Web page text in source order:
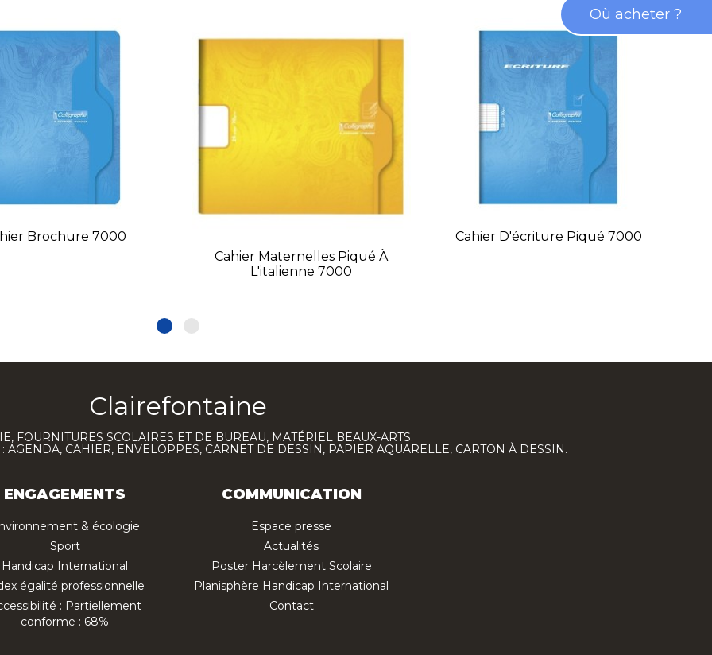
Brochure 7000
Cahier Maternelles Piqué À
L'italienne 7000
Cahier D'écriture Piqué 7000
Clairefontaine
FOURNITURES SCOLAIRES ET DE BUREAU, MATÉRIEL BEAUX-ARTS.
AGENDA, CAHIER, ENVELOPPES, CARNET DE DESSIN, PAPIER AQUARELLE, CARTON À DESSIN.
ENGAGEMENTS
& écologie
Sport
Handicap International
égalité professionnelle
: Partiellement
conforme : 68%
COMMUNICATION
Espace presse
Actualités
Poster Harcèlement Scolaire
Planisphère Handicap International
Contact
Où acheter ?